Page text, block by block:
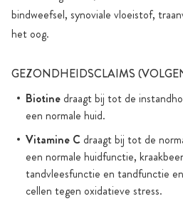
bindweefsel, synoviale vloeistof,
het oog.
GEZONDHEIDSCLAIMS
Biotine draagt bij tot de
een normale huid.
Vitamine C draagt bij tot de
een normale huidfunctie,
tandvleesfunctie en tandfunctie
cellen tegen oxidatieve stress.